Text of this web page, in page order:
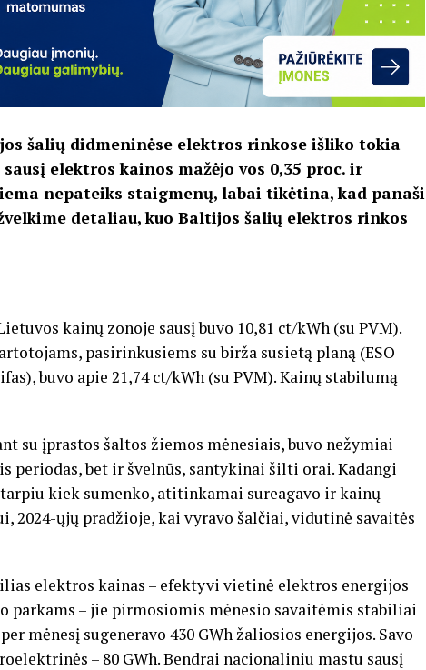
šalių didmeninėse elektros rinkose išliko tokia
elektros kainos mažėjo vos 0,35 proc. ir
nepateiks staigmenų, labai tikėtina, kad panaši
detaliau, kuo Baltijos šalių elektros rinkos
kainų zonoje sausį buvo 10,81 ct/kWh (su PVM).
pasirinkusiems su birža susietą planą (ESO
buvo apie 21,74 ct/kWh (su PVM). Kainų stabilumą
su įprastos šaltos žiemos mėnesiais, buvo nežymiai
periodas, bet ir švelnūs, santykinai šilti orai. Kadangi
kiek sumenko, atitinkamai sureagavo ir kainų
2024-ųjų pradžioje, kai vyravo šalčiai, vidutinė savaitės
elektros kainas – efektyvi vietinė elektros energijos
parkams – jie pirmosiomis mėnesio savaitėmis stabiliai
mėnesį sugeneravo 430 GWh žaliosios energijos. Savo
– 80 GWh. Bendrai nacionaliniu mastu sausį